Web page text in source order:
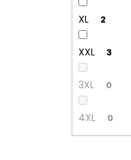
XL 2
XXL 3
3XL 0
4XL 0